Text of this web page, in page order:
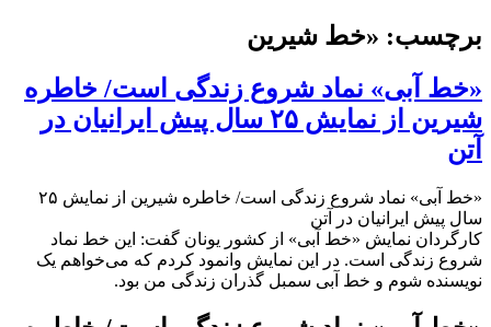
برچسب: «خط شیرین
«خط آبی» نماد شروع زندگی است/ خاطره
شیرین از نمایش ۲۵ سال پیش ایرانیان در
آتن
«خط آبی» نماد شروع زندگی است/ خاطره شیرین از نمایش ۲۵
سال پیش ایرانیان در آتن
کارگردان نمایش «خط آبی» از کشور یونان گفت: این خط نماد
شروع زندگی است. در این نمایش وانمود کردم که می‌خواهم یک
نویسنده شوم و خط آبی سمبل گذران زندگی من بود.